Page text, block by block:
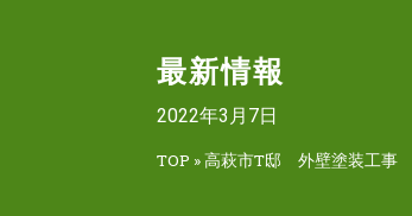
最新情報
2022年3月7日
TOP »高萩市T邸 外壁塗装工事